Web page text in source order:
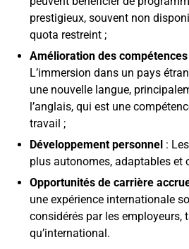
prestigieux, souvent non
quota restreint ;
Amélioration des
L’immersion dans un pays
une nouvelle langue,
l’anglais, qui est une
travail ;
Développement personnel :
plus autonomes, adaptables et
Opportunités de carrière
une expérience internationale
considérés par les employeurs,
qu’international.